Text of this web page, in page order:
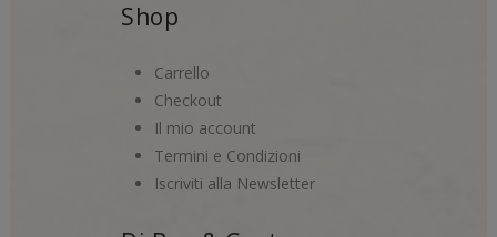
Shop
Carrello
Checkout
Il mio account
Termini e Condizioni
Iscriviti alla Newsletter